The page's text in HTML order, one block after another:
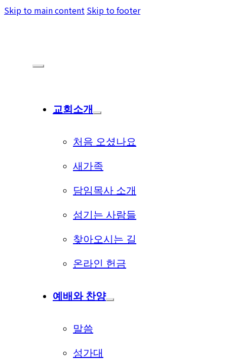
Skip to main content Skip to footer
교회소개
처음 오셨나요
새가족
담임목사 소개
섬기는 사람들
찾아오시는 길
온라인 헌금
예배와 찬양
말씀
성가대